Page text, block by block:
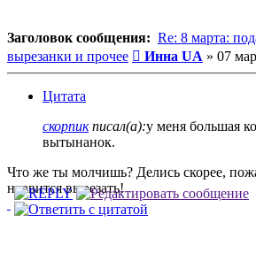
Заголовок сообщения: Re: 8 марта:
вырезанки и прочее
Сообщение
Инна UA » 07
Цитата
скорпикписал(а):у меня большая
вытынанок.
Что же ты молчишь? Делись скорее,
нравится вырезать!